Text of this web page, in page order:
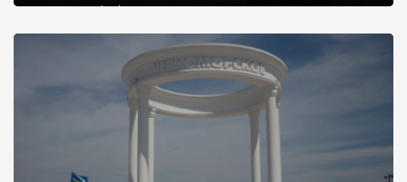
запрошую відвідати це